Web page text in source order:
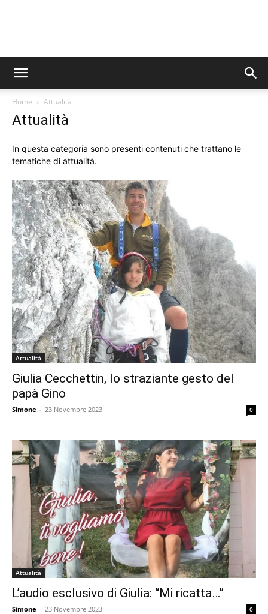
Home Attualità
Attualità
In questa categoria sono presenti contenuti che trattano le
tematiche di attualità.
Attualità
Giulia Cecchettin, lo straziante gesto del
papà Gino
Simone - 23 Novembre 2023 0
Attualità
L’audio esclusivo di Giulia: “Mi ricatta…”
Simone - 23 Novembre 2023 0